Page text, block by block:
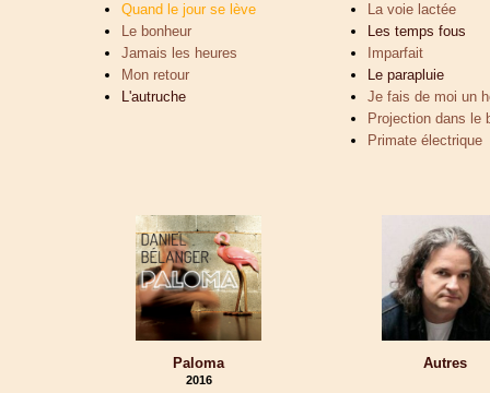
Quand le jour se lève
Le bonheur
Jamais les heures
Mon retour
L'autruche
La voie lactée
Les temps fous
Imparfait
Le parapluie
Je fais de moi un
Projection dans le
Primate électrique
Paloma
2016
Autres